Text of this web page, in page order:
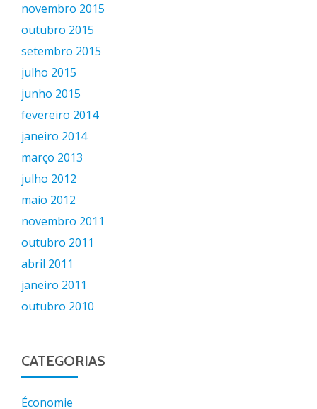
novembro 2015
outubro 2015
setembro 2015
julho 2015
junho 2015
fevereiro 2014
janeiro 2014
março 2013
julho 2012
maio 2012
novembro 2011
outubro 2011
abril 2011
janeiro 2011
outubro 2010
CATEGORIAS
Économie